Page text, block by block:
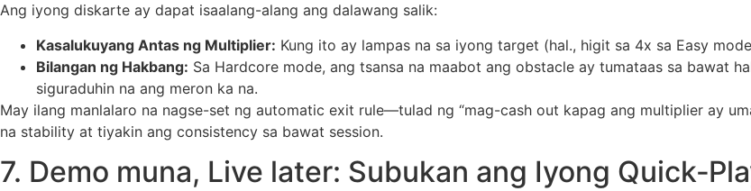
Ang iyong diskarte ay dapat isaalang-alang ang dalawang salik:
Kasalukuyang Antas ng Multiplier: Kung ito ay lampas na sa iyong target (hal., higit sa 4x sa Easy
Bilangan ng Hakbang: Sa Hardcore mode, ang tsansa na maabot ang obstacle ay tumataas sa bawat
siguraduhin na ang meron ka na.
May ilang manlalaro na nagse-set ng automatic exit rule—tulad ng “mag-cash out kapag ang multiplier ay
na stability at tiyakin ang consistency sa bawat session.
7. Demo muna, Live later: Subukan ang Iyong